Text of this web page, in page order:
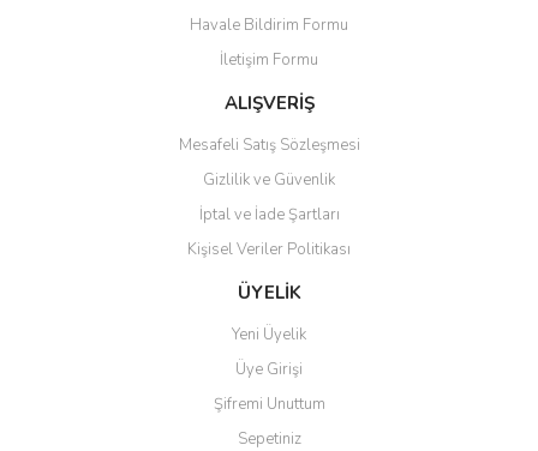
Ürün açıklamasında eksik bilgiler bulunuyor.
Ürün bilgilerinde hatalar bulunuyor.
Ürün fiyatı diğer sitelerden daha pahalı.
Gönder
Havale Bildirim Formu
İletişim Formu
ALIŞVERİŞ
Mesafeli Satış Sözleşmesi
Gizlilik ve Güvenlik
İptal ve İade Şartları
Kişisel Veriler Politikası
ÜYELİK
Yeni Üyelik
Üye Girişi
Şifremi Unuttum
Sepetiniz